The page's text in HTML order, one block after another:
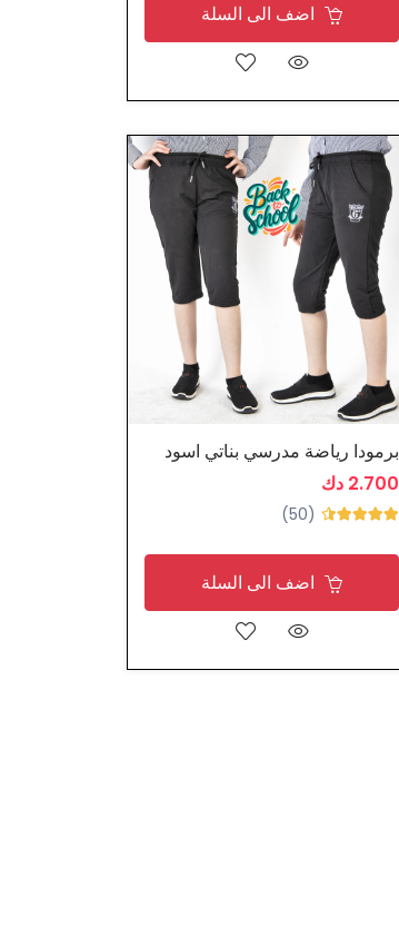
اضف الى السلة
برمودا رياضة مدرسي بناتي اسود
2.700 دك
(50)
اضف الى السلة